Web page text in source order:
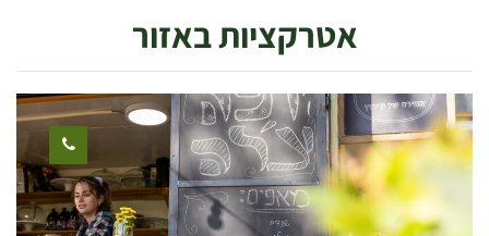
אטרקציות באזור